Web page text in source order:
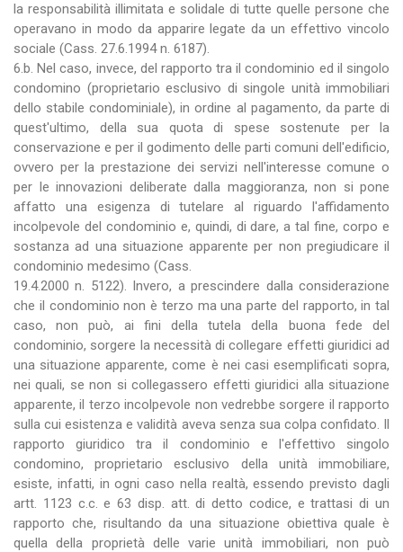
la responsabilità illimitata e solidale di tutte quelle persone che
operavano in modo da apparire legate da un effettivo vincolo
sociale (Cass. 27.6.1994 n. 6187).
6.b. Nel caso, invece, del rapporto tra il condominio ed il singolo
condomino (proprietario esclusivo di singole unità immobiliari
dello stabile condominiale), in ordine al pagamento, da parte di
quest'ultimo, della sua quota di spese sostenute per la
conservazione e per il godimento delle parti comuni dell'edificio,
ovvero per la prestazione dei servizi nell'interesse comune o
per le innovazioni deliberate dalla maggioranza, non si pone
affatto una esigenza di tutelare al riguardo l'affidamento
incolpevole del condominio e, quindi, di dare, a tal fine, corpo e
sostanza ad una situazione apparente per non pregiudicare il
condominio medesimo (Cass.
19.4.2000 n. 5122). Invero, a prescindere dalla considerazione
che il condominio non è terzo ma una parte del rapporto, in tal
caso, non può, ai fini della tutela della buona fede del
condominio, sorgere la necessità di collegare effetti giuridici ad
una situazione apparente, come è nei casi esemplificati sopra,
nei quali, se non si collegassero effetti giuridici alla situazione
apparente, il terzo incolpevole non vedrebbe sorgere il rapporto
sulla cui esistenza e validità aveva senza sua colpa confidato. Il
rapporto giuridico tra il condominio e l'effettivo singolo
condomino, proprietario esclusivo della unità immobiliare,
esiste, infatti, in ogni caso nella realtà, essendo previsto dagli
artt. 1123 c.c. e 63 disp. att. di detto codice, e trattasi di un
rapporto che, risultando da una situazione obiettiva quale è
quella della proprietà delle varie unità immobiliari, non può